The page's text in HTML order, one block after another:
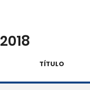
2018
TÍTULO